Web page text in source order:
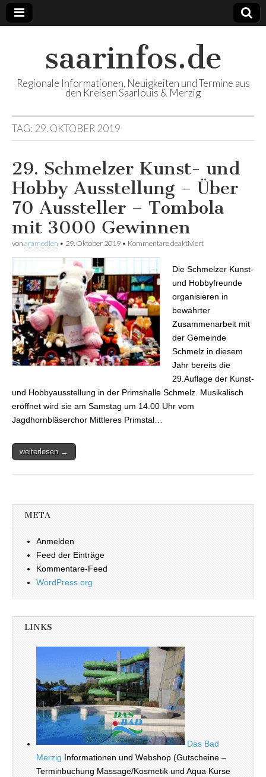
saarinfos.de
Regionale Informationen, Neuigkeiten und Termine aus
den Kreisen Saarlouis & Merzig
TAG: 29. OKTOBER 2019
29. Schmelzer Kunst- und
Hobby Ausstellung – Über
70 Aussteller – Tombola
mit 3000 Gewinnen
von aramedien • 29. Oktober 2019 • Kommentare deaktiviert
70 Aussteller –
Tombola mit 3000
Die Schmelzer Kunst-
und Hobbyfreunde
organisieren in
bewährter
Zusammenarbeit mit
der Gemeinde
Schmelz in diesem
Jahr bereits die
29.Auflage der Kunst-
und Hobbyausstellung in der Primshalle Schmelz. Musikalisch
eröffnet wird sie am Samstag um 14.00 Uhr vom
Jagdhornbläserchor Mittleres Primstal…
weiterlesen →
META
Anmelden
Feed der Einträge
Kommentare-Feed
WordPress.org
LINKS
Das Bad
Merzig Informationen und Webshop (Gutscheine –
Terminbuchung Massage/Kosmetik und Aqua Kurse